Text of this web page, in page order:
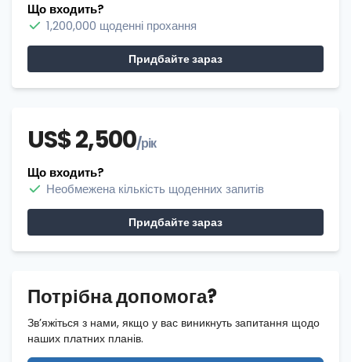
Що входить?
1,200,000 щоденні прохання
Придбайте зараз
US$ 2,500/рік
Що входить?
Необмежена кількість щоденних запитів
Придбайте зараз
Потрібна допомога?
Зв’яжіться з нами, якщо у вас виникнуть запитання щодо
наших платних планів.